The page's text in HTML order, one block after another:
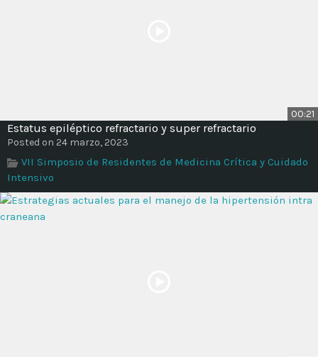
00:21
Estatus epiléptico refractario y super refractario
Posted on 24 marzo, 2023
VII Simposio de Residentes de Medicina Crítica y Cuidado
Intensivo